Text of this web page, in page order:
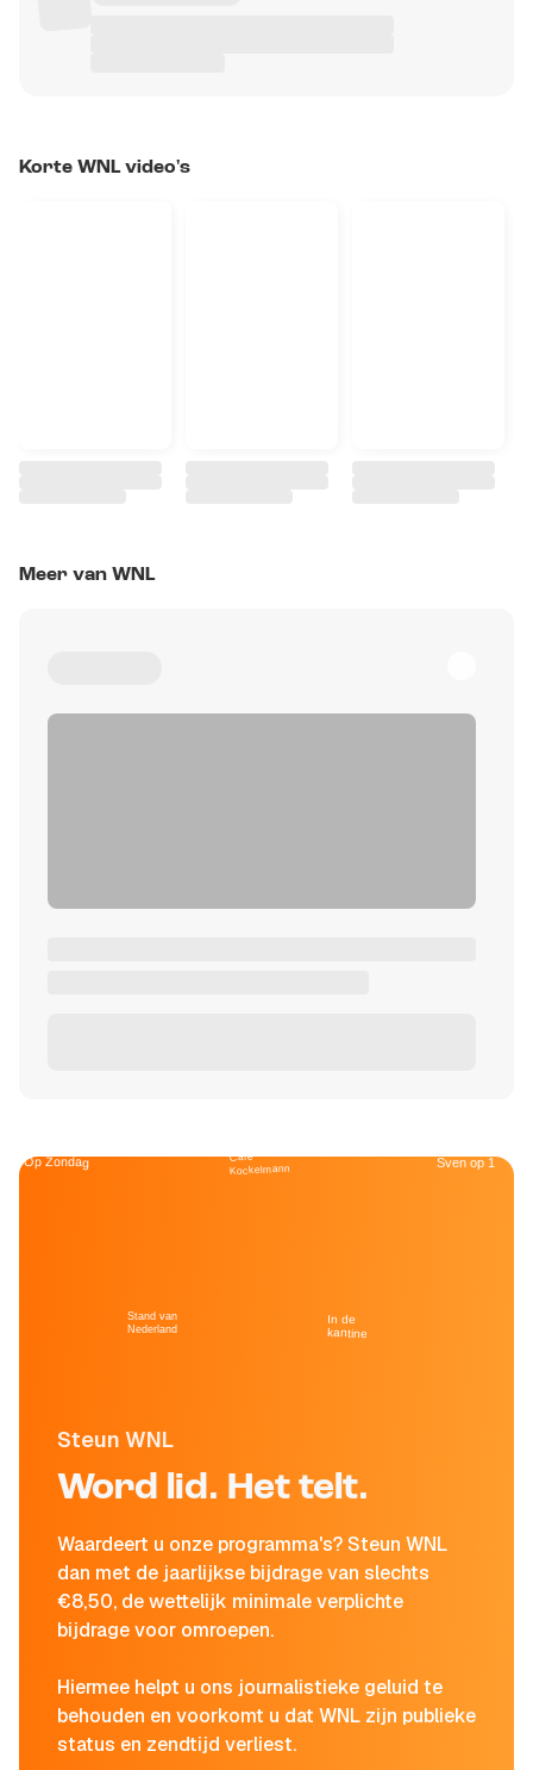
Korte WNL video's
Meer van WNL
Steun WNL
Word lid. Het telt.
Waardeert u onze programma's? Steun WNL
dan met de jaarlijkse bijdrage van slechts
€8,50, de wettelijk minimale verplichte
bijdrage voor omroepen.
Hiermee helpt u ons journalistieke geluid te
behouden en voorkomt u dat WNL zijn publieke
status en zendtijd verliest.
Op Zondag
Stand van
Nederland
Café
Kockelmann
In de
kantine
Sven op 1